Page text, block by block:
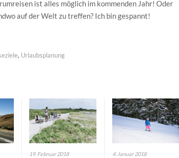
ist alles möglich im kommenden Jahr! Oder
auf der Welt zu treffen? Ich bin gespannt!
, Urlaubsplanung
19. Februar 2018 4. Januar 2018